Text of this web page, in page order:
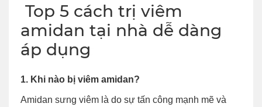
️ Top 5 cách trị viêm
amidan tại nhà dễ dàng
áp dụng
1. Khi nào bị viêm amidan?
Amidan sưng viêm là do sự tấn công mạnh mẽ và